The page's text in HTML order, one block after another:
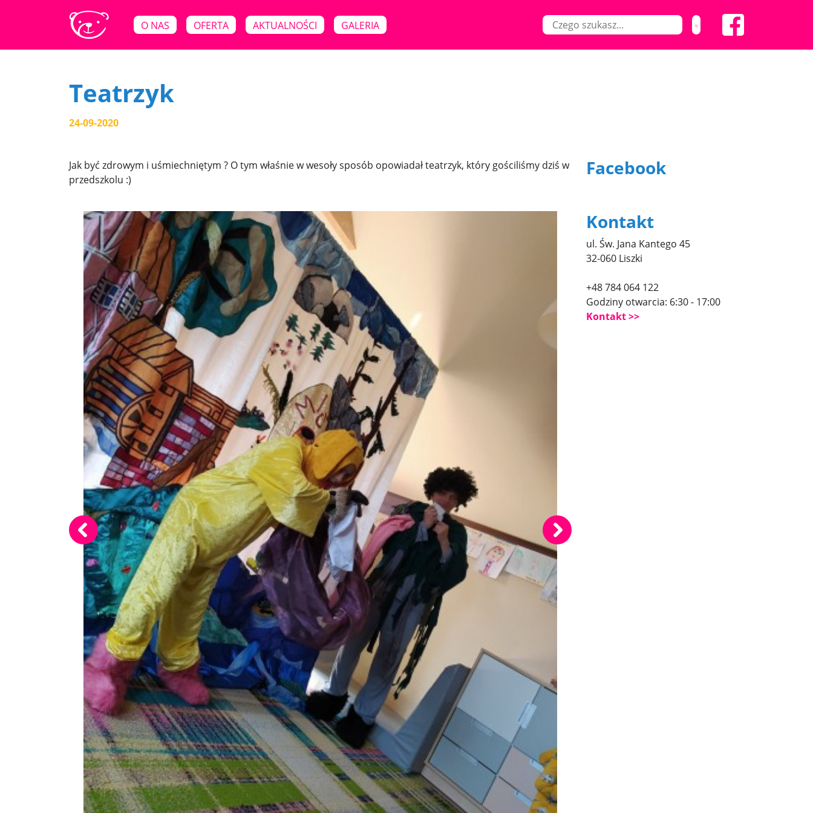
O NAS OFERTA AKTUALNOŚCI GALERIA
Teatrzyk
24-09-2020
Jak być zdrowym i uśmiechniętym ? O tym właśnie w wesoły sposób opowiadał teatrzyk, który gościliśmy dziś w
przedszkolu :)
Facebook
Kontakt
ul. Św. Jana Kantego 45
32-060 Liszki
+48 784 064 122
Godziny otwarcia: 6:30 - 17:00
Kontakt